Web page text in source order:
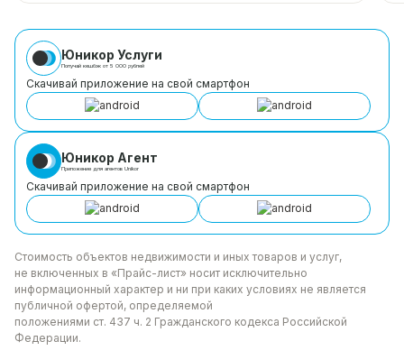
Юникор Услуги
Получай кешбэк от 5 000 рублей
Скачивай приложение на свой смартфон
Юникор Агент
Приложение для агентов Unikor
Скачивай приложение на свой смартфон
Стоимость объектов недвижимости и иных товаров и услуг,
не включенных в «Прайс-лист» носит исключительно
информационный характер и ни при каких условиях не является
публичной офертой, определяемой
положениями ст. 437 ч. 2 Гражданского кодекса Российской
Федерации.